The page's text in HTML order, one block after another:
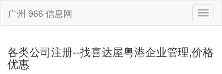
广州 966 信息网
各类公司注册--找喜达屋粤港企业管理,价格
优惠